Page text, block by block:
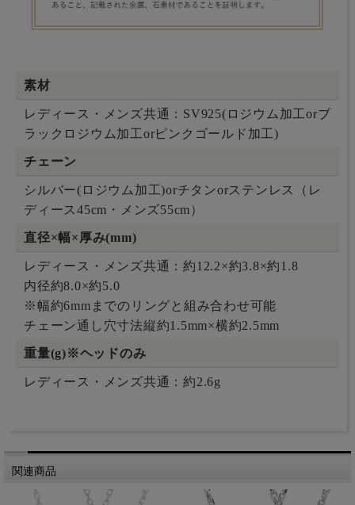
素材
レディース・メンズ共通：SV925(ロジウム加工orブ
ラックロジウム加工orピンクゴールド加工)
チェーン
シルバー(ロジウム加工)orチタンorステンレス（レ
ディース45cm・メンズ55cm）
直径×幅×厚み(mm)
レディース・メンズ共通：約12.2×約3.8×約1.8
内径約8.0×約5.0
※幅約6mmまでのリングと組み合わせ可能
チェーン通し穴寸法縦約1.5mm×横約2.5mm
重量(g)※ヘッドのみ
レディース・メンズ共通：約2.6g
関連商品